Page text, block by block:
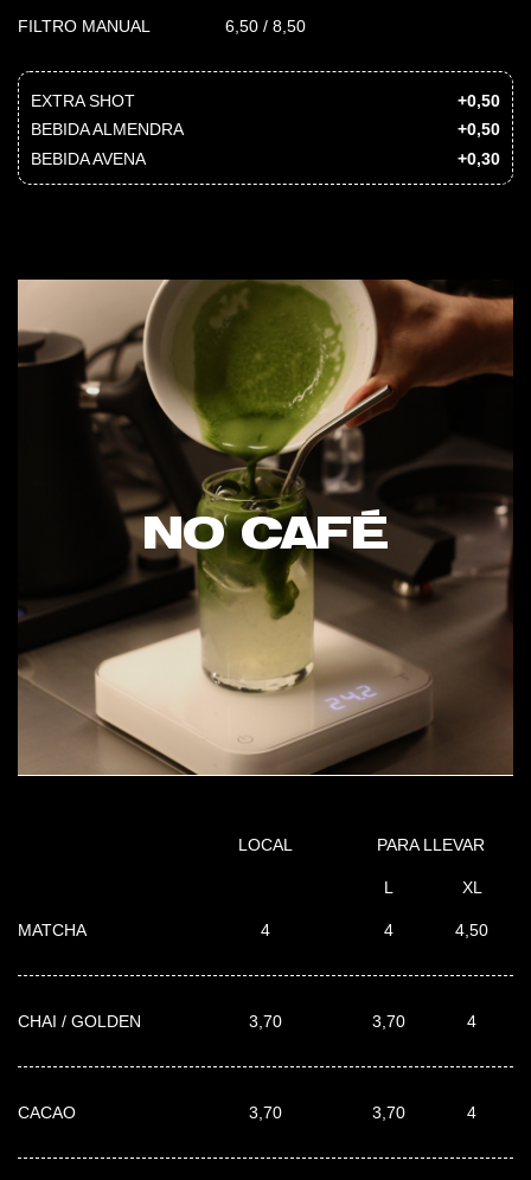
FILTRO MANUAL 6,50 / 8,50
EXTRA SHOT
+0,50
BEBIDA ALMENDRA
+0,50
BEBIDA AVENA
+0,30
NO CAFÉ
LOCAL PARA LLEVAR
L XL
MATCHA 4 4 4,50
CHAI / GOLDEN 3,70 3,70 4
CACAO 3,70 3,70 4